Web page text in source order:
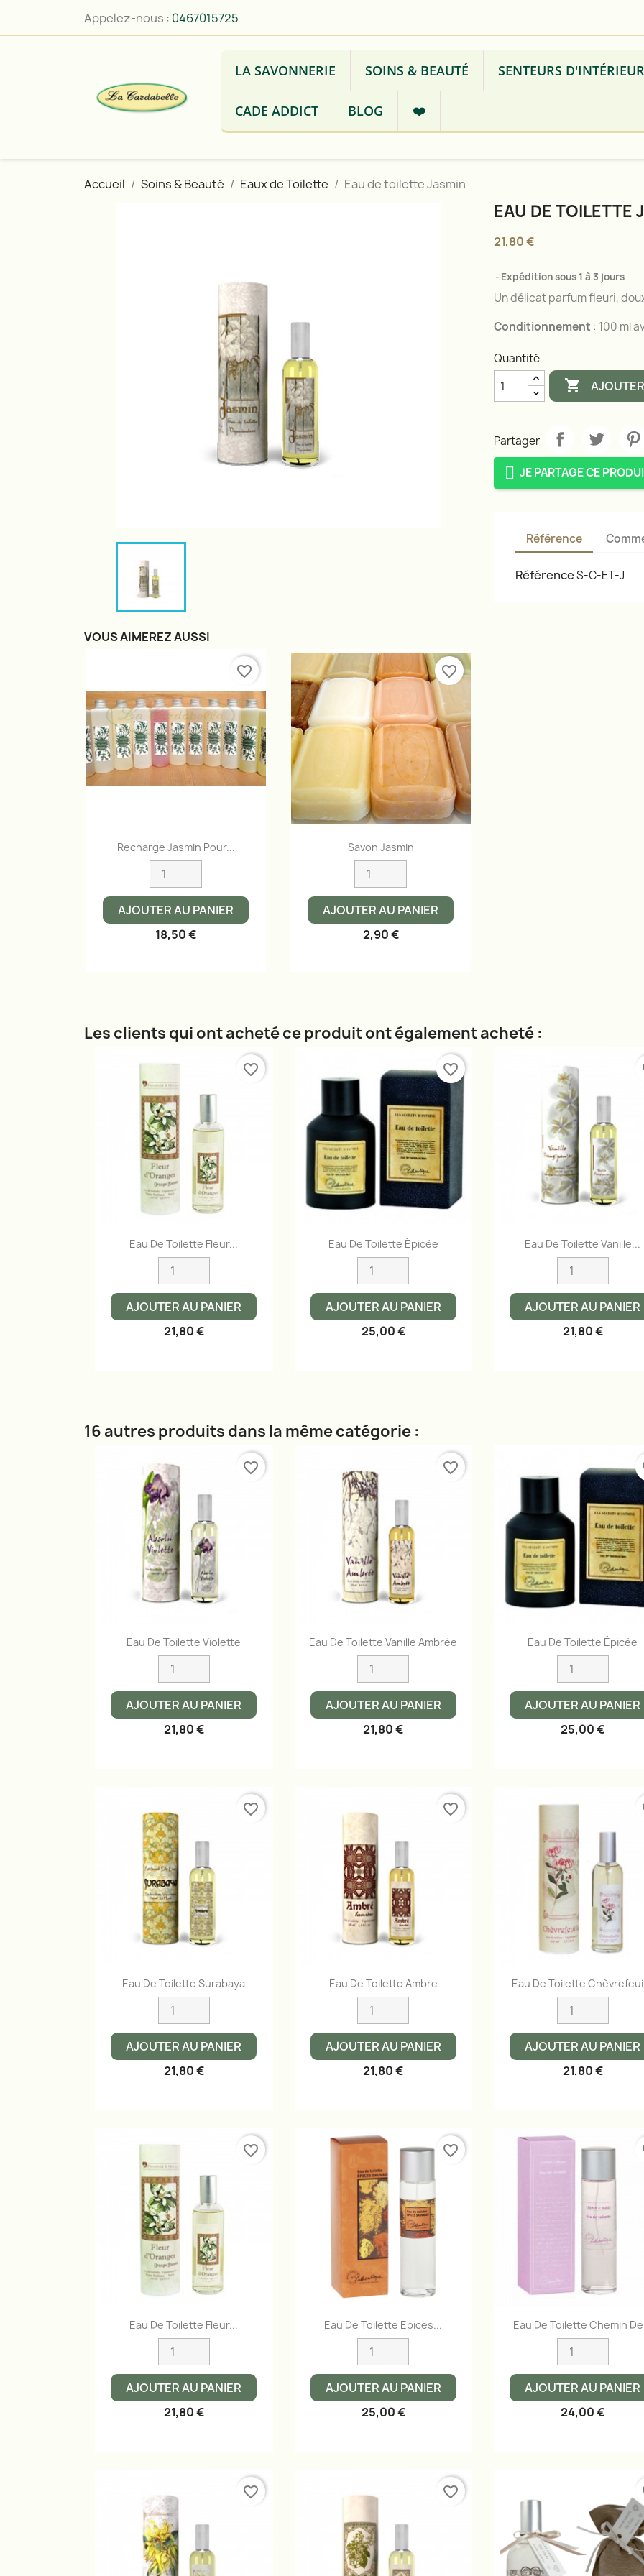
Appelez-nous : 0467015725
LA SAVONNERIE SOINS & BEAUTÉ SENTEURS D'INTÉRIEUR
CADE ADDICT BLOG ❤️
Accueil Soins & Beauté Eaux de Toilette Eau de toilette Jasmin
EAU DE TOILETTE
21,80 €
Expédition sous 1 à 3 jours
Un délicat parfum fleuri,
Conditionnement : 100 ml
Quantité

Partager
JE PARTAGE CE
Référence
RéférenceS-C-ET-J
VOUS AIMEREZ AUSSI
Aperçu rapide
Recharge Jasmin Pour...
AJOUTER AU PANIER
18,50 €
favorite_border
Aperçu rapide
Savon Jasmin
AJOUTER AU PANIER
2,90 €
favorite_border
Les clients qui ont acheté ce produit ont également acheté :
Aperçu rapide
Eau De Toilette Fleur...
AJOUTER AU PANIER
21,80 €
favorite_border
Aperçu rapide
Eau De Toilette Épicée
AJOUTER AU PANIER
25,00 €
favorite_border
Aperçu rapide
Eau De Toilette Vanille...
AJOUTER AU PANIER
21,80 €
16 autres produits dans la même catégorie :
Aperçu rapide
Eau De Toilette Violette
AJOUTER AU PANIER
21,80 €
favorite_border
Aperçu rapide
Eau De Toilette Vanille Ambrée
AJOUTER AU PANIER
21,80 €
favorite_border
Aperçu rapide
Eau De Toilette Épicée
AJOUTER AU PANIER
25,00 €
Aperçu rapide
Eau De Toilette Surabaya
AJOUTER AU PANIER
21,80 €
favorite_border
Aperçu rapide
Eau De Toilette Ambre
AJOUTER AU PANIER
21,80 €
favorite_border
Aperçu rapide
Eau De Toilette
AJOUTER AU PANIER
21,80 €
Aperçu rapide
Eau De Toilette Fleur...
AJOUTER AU PANIER
21,80 €
favorite_border
Aperçu rapide
Eau De Toilette Epices...
AJOUTER AU PANIER
25,00 €
favorite_border
Aperçu rapide
Eau De Toilette Chemin
AJOUTER AU PANIER
24,00 €
favorite_border favorite_border